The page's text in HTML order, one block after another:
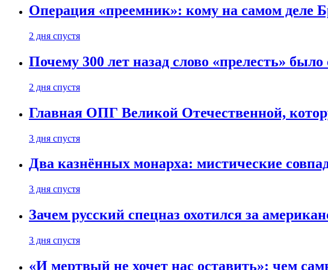
Операция «преемник»: кому на самом деле
2 дня спустя
Почему 300 лет назад слово «прелесть»
2 дня спустя
Главная ОПГ Великой Отечественной,
3 дня спустя
Два казнённых монарха: мистические
3 дня спустя
Зачем русский спецназ охотился за
3 дня спустя
«И мертвый не хочет нас оставить»: чем